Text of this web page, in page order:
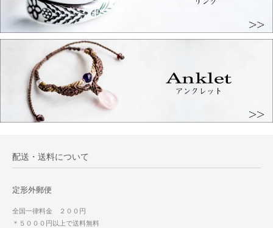
配送・送料について
定形外郵便
全国一律料金 ２００円
＊５０００円以上で送料無料